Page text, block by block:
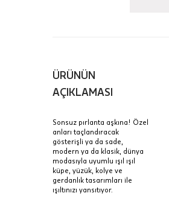
Taksit
Tek Çekim
2 Taksit
ÜRÜNÜN
AÇIKLAMASI
Sonsuz pırlanta aşkına! Özel
anları taçlandıracak
gösterişli ya da sade,
modern ya da klasik, dünya
modasıyla uyumlu ışıl ışıl
küpe, yüzük, kolye ve
gerdanlık tasarımları ile
ışıltınızı yansıtıyor.